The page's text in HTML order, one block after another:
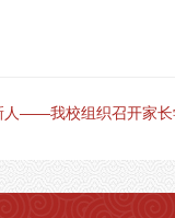
人——我校组织召开家长